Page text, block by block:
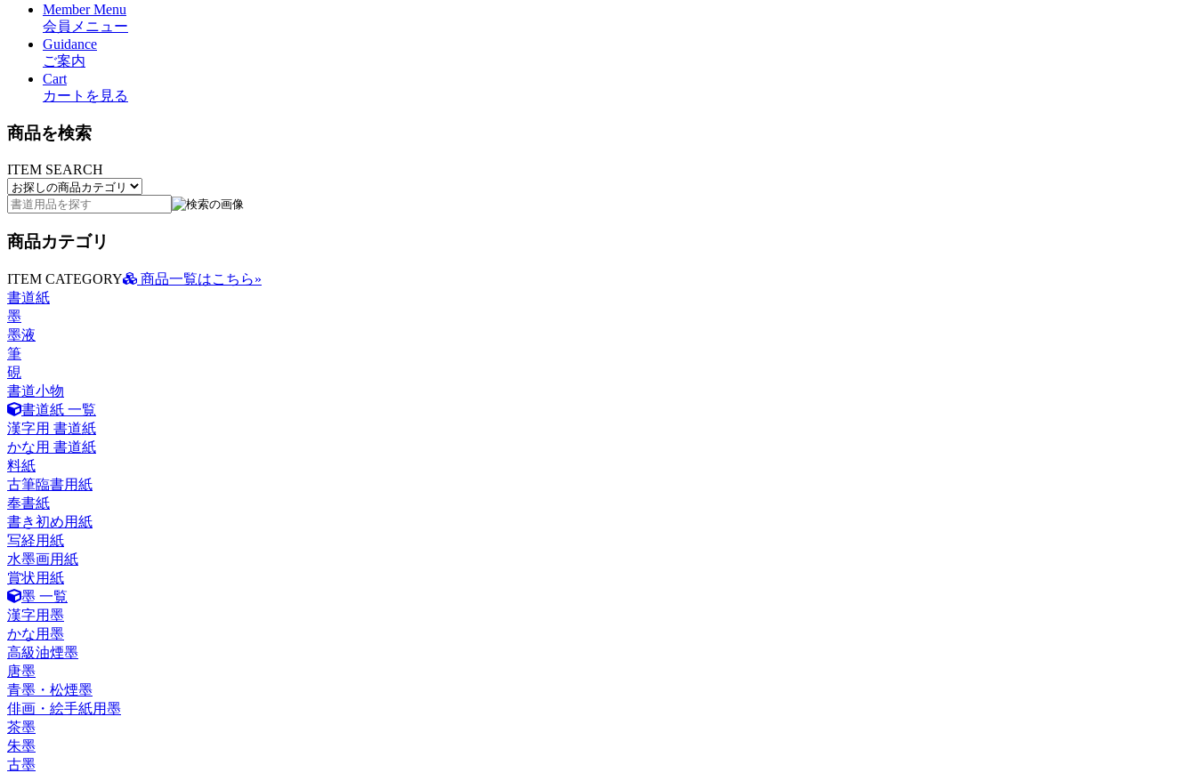
Member Menu
会員メニュー
Guidance
ご案内
Cart
カートを見る
商品を検索
ITEM SEARCH
商品カテゴリ
ITEM CATEGORY
商品一覧はこちら»
書道紙
墨
墨液
筆
硯
書道小物
書道紙 一覧
漢字用 書道紙
かな用 書道紙
料紙
古筆臨書用紙
奉書紙
書き初め用紙
写経用紙
水墨画用紙
賞状用紙
墨 一覧
漢字用墨
かな用墨
高級油煙墨
唐墨
青墨・松煙墨
俳画・絵手紙用墨
茶墨
朱墨
古墨